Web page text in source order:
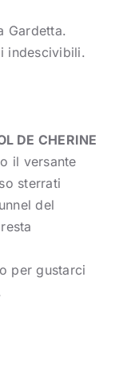
Gardetta.
indescivibili.
DE CHERINE
il versante
sterrati
del
per gustarci